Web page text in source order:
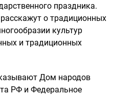
праздника.
о традиционных
культур
и традиционных
Дом народов
РФ и Федеральное